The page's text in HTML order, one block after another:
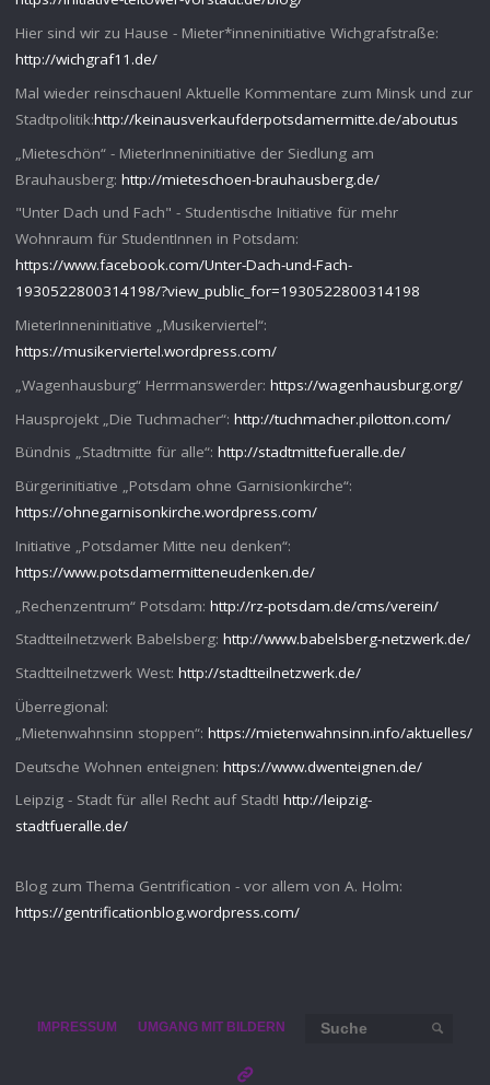
Hier sind wir zu Hause - Mieter*inneninitiative Wichgrafstraße:
http://wichgraf11.de/
Mal wieder reinschauen! Aktuelle Kommentare zum Minsk und zur
Stadtpolitik:http://keinausverkaufderpotsdamermitte.de/aboutus
„Mieteschön“ - MieterInneninitiative der Siedlung am
Brauhausberg: http://mieteschoen-brauhausberg.de/
"Unter Dach und Fach" - Studentische Initiative für mehr
Wohnraum für StudentInnen in Potsdam:
https://www.facebook.com/Unter-Dach-und-Fach-
1930522800314198/?view_public_for=1930522800314198
MieterInneninitiative „Musikerviertel“:
https://musikerviertel.wordpress.com/
„Wagenhausburg“ Herrmanswerder: https://wagenhausburg.org/
Hausprojekt „Die Tuchmacher“: http://tuchmacher.pilotton.com/
Bündnis „Stadtmitte für alle“: http://stadtmittefueralle.de/
Bürgerinitiative „Potsdam ohne Garnisionkirche“:
https://ohnegarnisonkirche.wordpress.com/
Initiative „Potsdamer Mitte neu denken“:
https://www.potsdamermitteneudenken.de/
„Rechenzentrum“ Potsdam: http://rz-potsdam.de/cms/verein/
Stadtteilnetzwerk Babelsberg: http://www.babelsberg-netzwerk.de/
Stadtteilnetzwerk West: http://stadtteilnetzwerk.de/
Überregional:
„Mietenwahnsinn stoppen“: https://mietenwahnsinn.info/aktuelles/
Deutsche Wohnen enteignen: https://www.dwenteignen.de/
Leipzig - Stadt für alle! Recht auf Stadt! http://leipzig-
stadtfueralle.de/
Blog zum Thema Gentrification - vor allem von A. Holm:
https://gentrificationblog.wordpress.com/
IMPRESSUM UMGANG MIT BILDERN SUCHE